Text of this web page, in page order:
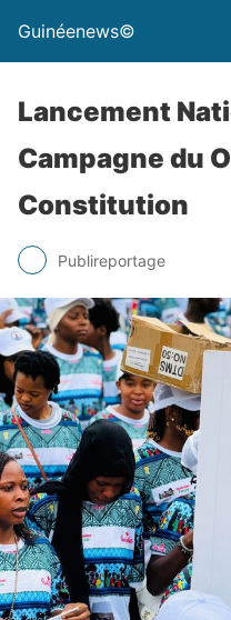
Guinéenews©
Lancement
Campagne du
Constitution
Publireportage